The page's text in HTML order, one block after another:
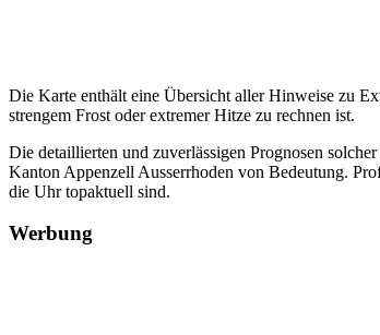
Die Karte enthält eine Übersicht aller Hinweise zu
strengem Frost oder extremer Hitze zu rechnen ist.
Die detaillierten und zuverlässigen Prognosen
Kanton Appenzell Ausserrhoden von Bedeutung.
die Uhr topaktuell sind.
Werbung